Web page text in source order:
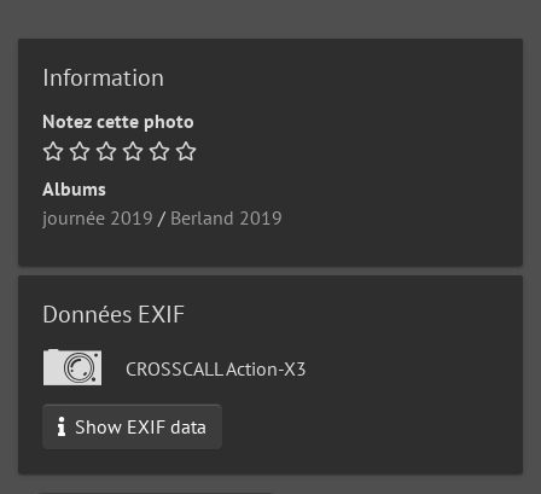
Information
Notez cette photo
Albums
journée 2019 / Berland 2019
Données EXIF
CROSSCALL Action-X3
Show EXIF data